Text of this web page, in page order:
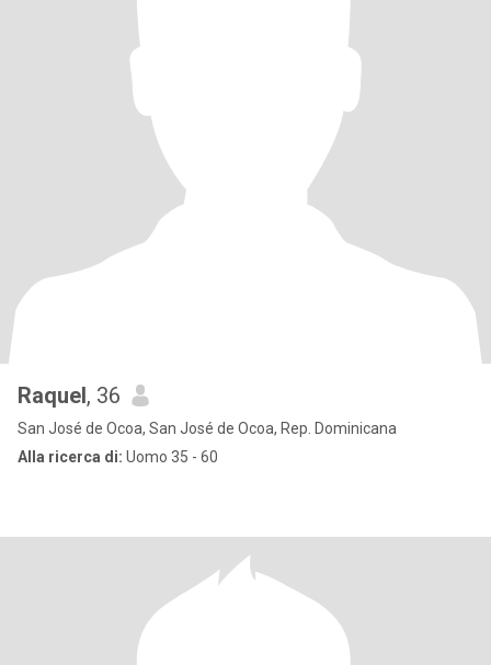
Raquel, 36
San José de Ocoa, San José de Ocoa, Rep. Dominicana
Alla ricerca di: Uomo 35 - 60